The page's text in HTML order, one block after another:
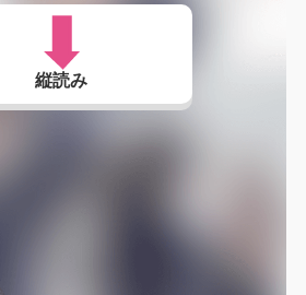
縦読み